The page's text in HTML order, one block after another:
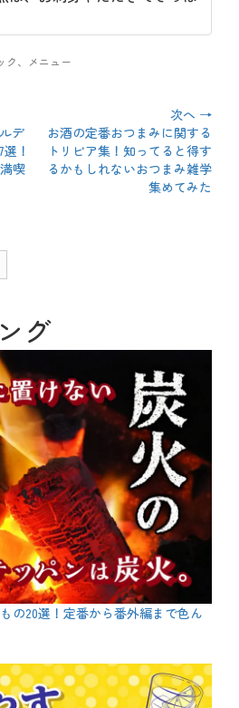
ク、 メニュー
デ
！
喫
次へ →
お酒の定番おつまみに関する
トリビア集！知ってると得す
るかもしれないおつまみ雑学
集めてみた
グ
の20選！定番から番外編まで色ん